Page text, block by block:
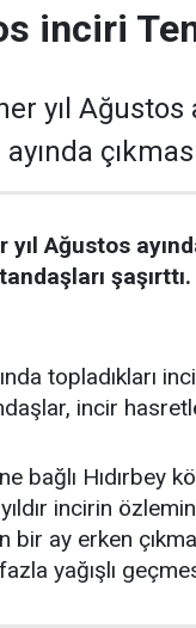
inciri
yıl Ağustos
yıl Ağustos
şaşırttı.
topladıkları
incir
bağlı Hıdırbey
incirin
bir ay erken
yağışlı